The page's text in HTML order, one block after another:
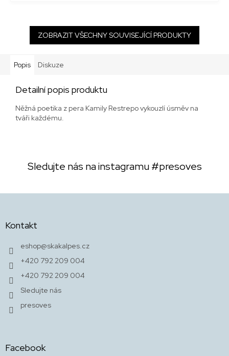
ZOBRAZIT VŠECHNY SOUVISEJÍCÍ PRODUKTY
Popis Diskuze
Detailní popis produktu
Něžná poetika z pera Kamily Restrepo vykouzlí úsměv na
tváři každému.
Sledujte nás na instagramu#presoves
Kontakt
eshop@skakalpes.cz
+420 792 209 004
+420 792 209 004
Sledujte nás
presoves
Facebook